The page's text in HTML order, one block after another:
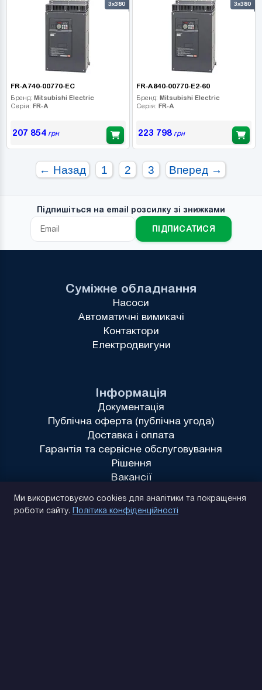
3x380
FR-A740-00770-EC
Бренд: Mitsubishi Electric
Серія: FR-A
207 854грн
3x380
FR-A840-00770-E2-60
Бренд: Mitsubishi Electric
Серія: FR-A
223 798грн
← Назад 1 2 3 Вперед →
Підпишіться на email розсилку зі знижками
ПІДПИСАТИСЯ
Інформація
Документація
Публічна оферта (публічна угода)
Доставка і оплата
Гарантія та сервісне обслуговування
Рішення
Вакансії
Суміжне обладнання
Насоси
Автоматичні вимикачі
Контактори
Електродвигуни
Ми використовуємо cookies для аналітики та покращення
роботи сайту. Політика конфіденційності